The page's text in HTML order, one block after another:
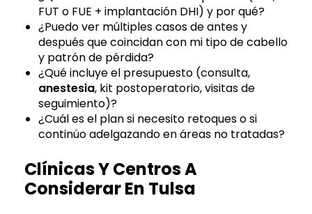
FUT o FUE + implantación DHI) y por qué?
¿Puedo ver múltiples casos de antes y
después que coincidan con mi tipo de cabello
y patrón de pérdida?
¿Qué incluye el presupuesto (consulta,
anestesia, kit postoperatorio, visitas de
seguimiento)?
¿Cuál es el plan si necesito retoques o si
continúo adelgazando en áreas no tratadas?
Clínicas Y Centros A
Considerar En Tulsa